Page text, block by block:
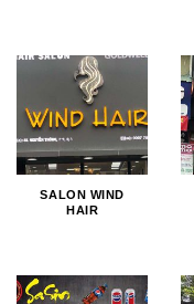
SALON WIND
HAIR